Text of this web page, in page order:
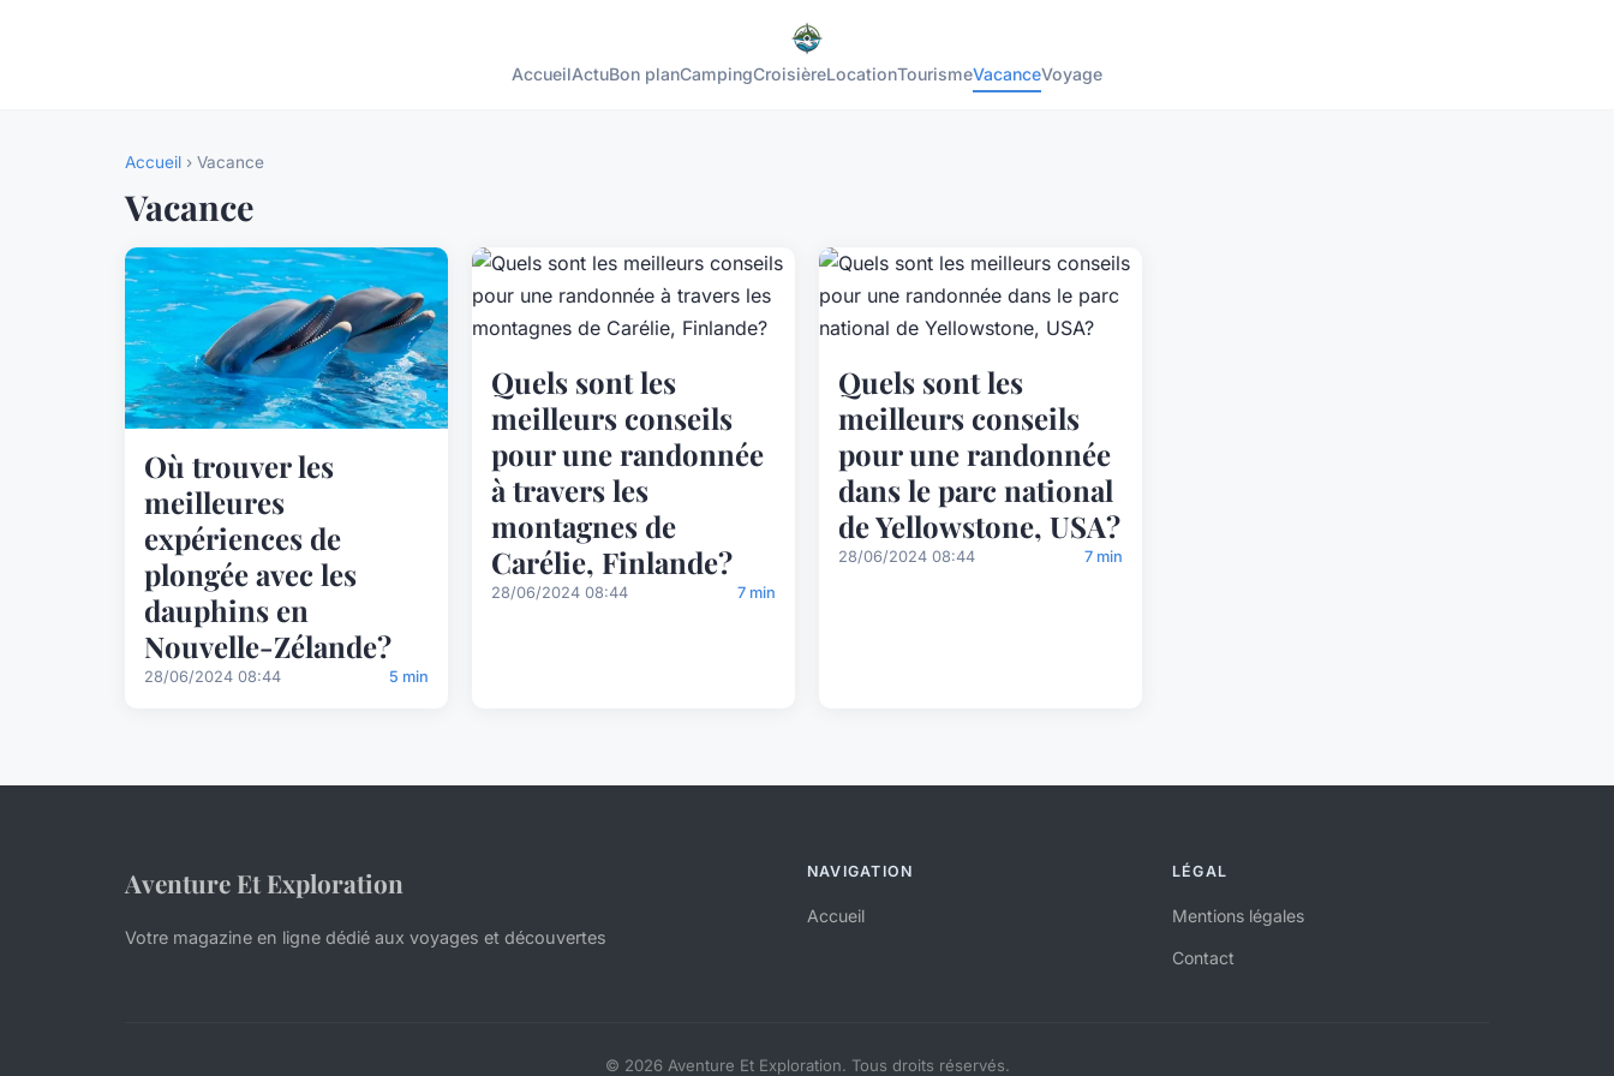
AccueilActuBon planCampingCroisièreLocationTourismeVacanceVoyage
Accueil › Vacance
Vacance
Où trouver les
meilleures
expériences de
plongée avec les
dauphins en
Nouvelle-Zélande?
28/06/2024 08:44 5 min
Quels sont les
meilleurs conseils
pour une randonnée
à travers les
montagnes de
Carélie, Finlande?
28/06/2024 08:44 7 min
Quels sont les
meilleurs conseils
pour une randonnée
dans le parc national
de Yellowstone, USA?
28/06/2024 08:44 7 min
Aventure Et Exploration
Votre magazine en ligne dédié aux voyages et découvertes
NAVIGATION
Accueil
LÉGAL
Mentions légales
Contact
© 2026 Aventure Et Exploration. Tous droits réservés.